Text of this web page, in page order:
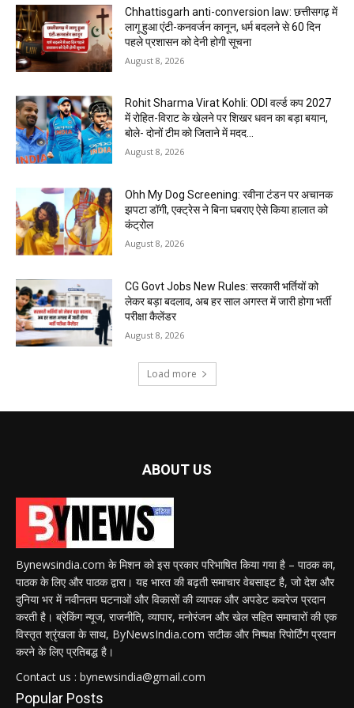
Chhattisgarh anti-conversion law: छत्तीसगढ़ में
लागू हुआ एंटी-कनवर्जन कानून, धर्म बदलने से 60 दिन
पहले प्रशासन को देनी होगी सूचना
August 8, 2026
Rohit Sharma Virat Kohli: ODI वर्ल्ड कप 2027
में रोहित-विराट के खेलने पर शिखर धवन का बड़ा बयान,
बोले- दोनों टीम को जिताने में मदद...
August 8, 2026
Ohh My Dog Screening: रवीना टंडन पर अचानक
झपटा डॉगी, एक्ट्रेस ने बिना घबराए ऐसे किया हालात को
कंट्रोल
August 8, 2026
CG Govt Jobs New Rules: सरकारी भर्तियों को
लेकर बड़ा बदलाव, अब हर साल अगस्त में जारी होगा भर्ती
परीक्षा कैलेंडर
August 8, 2026
Load more
ABOUT US
Bynewsindia.com के मिशन को इस प्रकार परिभाषित किया गया है – पाठक का,
पाठक के लिए और पाठक द्वारा। यह भारत की बढ़ती समाचार वेबसाइट है, जो देश और
दुनिया भर में नवीनतम घटनाओं और विकासों की व्यापक और अपडेट कवरेज प्रदान
करती है। ब्रेकिंग न्यूज, राजनीति, व्यापार, मनोरंजन और खेल सहित समाचारों की एक
विस्तृत श्रृंखला के साथ, ByNewsIndia.com सटीक और निष्पक्ष रिपोर्टिंग प्रदान
करने के लिए प्रतिबद्ध है।
Contact us : bynewsindia@gmail.com
Popular Posts